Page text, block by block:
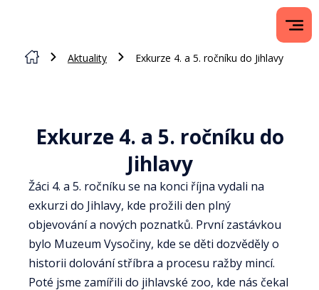
Aktuality Exkurze 4. a 5. ročníku do Jihlavy
Exkurze 4. a 5. ročníku do
Jihlavy
Žáci 4. a 5. ročníku se na konci října vydali na
exkurzi do Jihlavy, kde prožili den plný
objevování a nových poznatků. První zastávkou
bylo Muzeum Vysočiny, kde se děti dozvěděly o
historii dolování stříbra a procesu ražby mincí.
Poté jsme zamířili do jihlavské zoo, kde nás čekal